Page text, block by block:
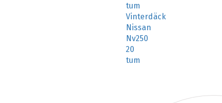
tum
Vinterdäck
Nissan
Nv250
20
tum